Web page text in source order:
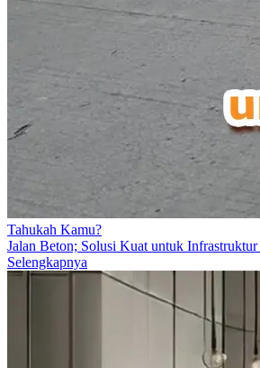
Tahukah Kamu?
Jalan Beton; Solusi Kuat untuk
Selengkapnya